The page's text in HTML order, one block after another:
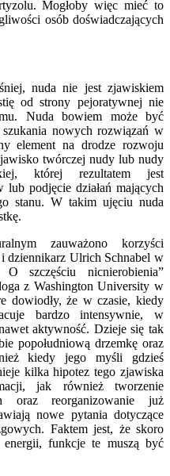
Mogłoby więc mieć to
osób doświadczających
nuda nie jest zjawiskiem
od strony pejoratywnej nie
Nuda bowiem może być
nowych rozwiązań w
element na drodze rozwoju
twórczej nudy lub nudy
której rezultatem jest
lub podjęcie działań mających
stanu. W takim ujęciu nuda
zauważono korzyści
dziennikarz Ulrich Schnabel w
szczęściu nicnierobienia”
z Washington University w
dowiodły, że w czasie, kiedy
bardzo intensywnie, w
aktywność. Dzieje się tak
popołudniową drzemkę oraz
kiedy jego myśli gdzieś
kilka hipotez tego zjawiska
jak również tworzenie
oraz reorganizowanie już
nowe pytania dotyczące
Faktem jest, że skoro
funkcje te muszą być